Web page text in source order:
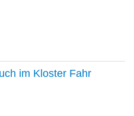
im Kloster Fahr